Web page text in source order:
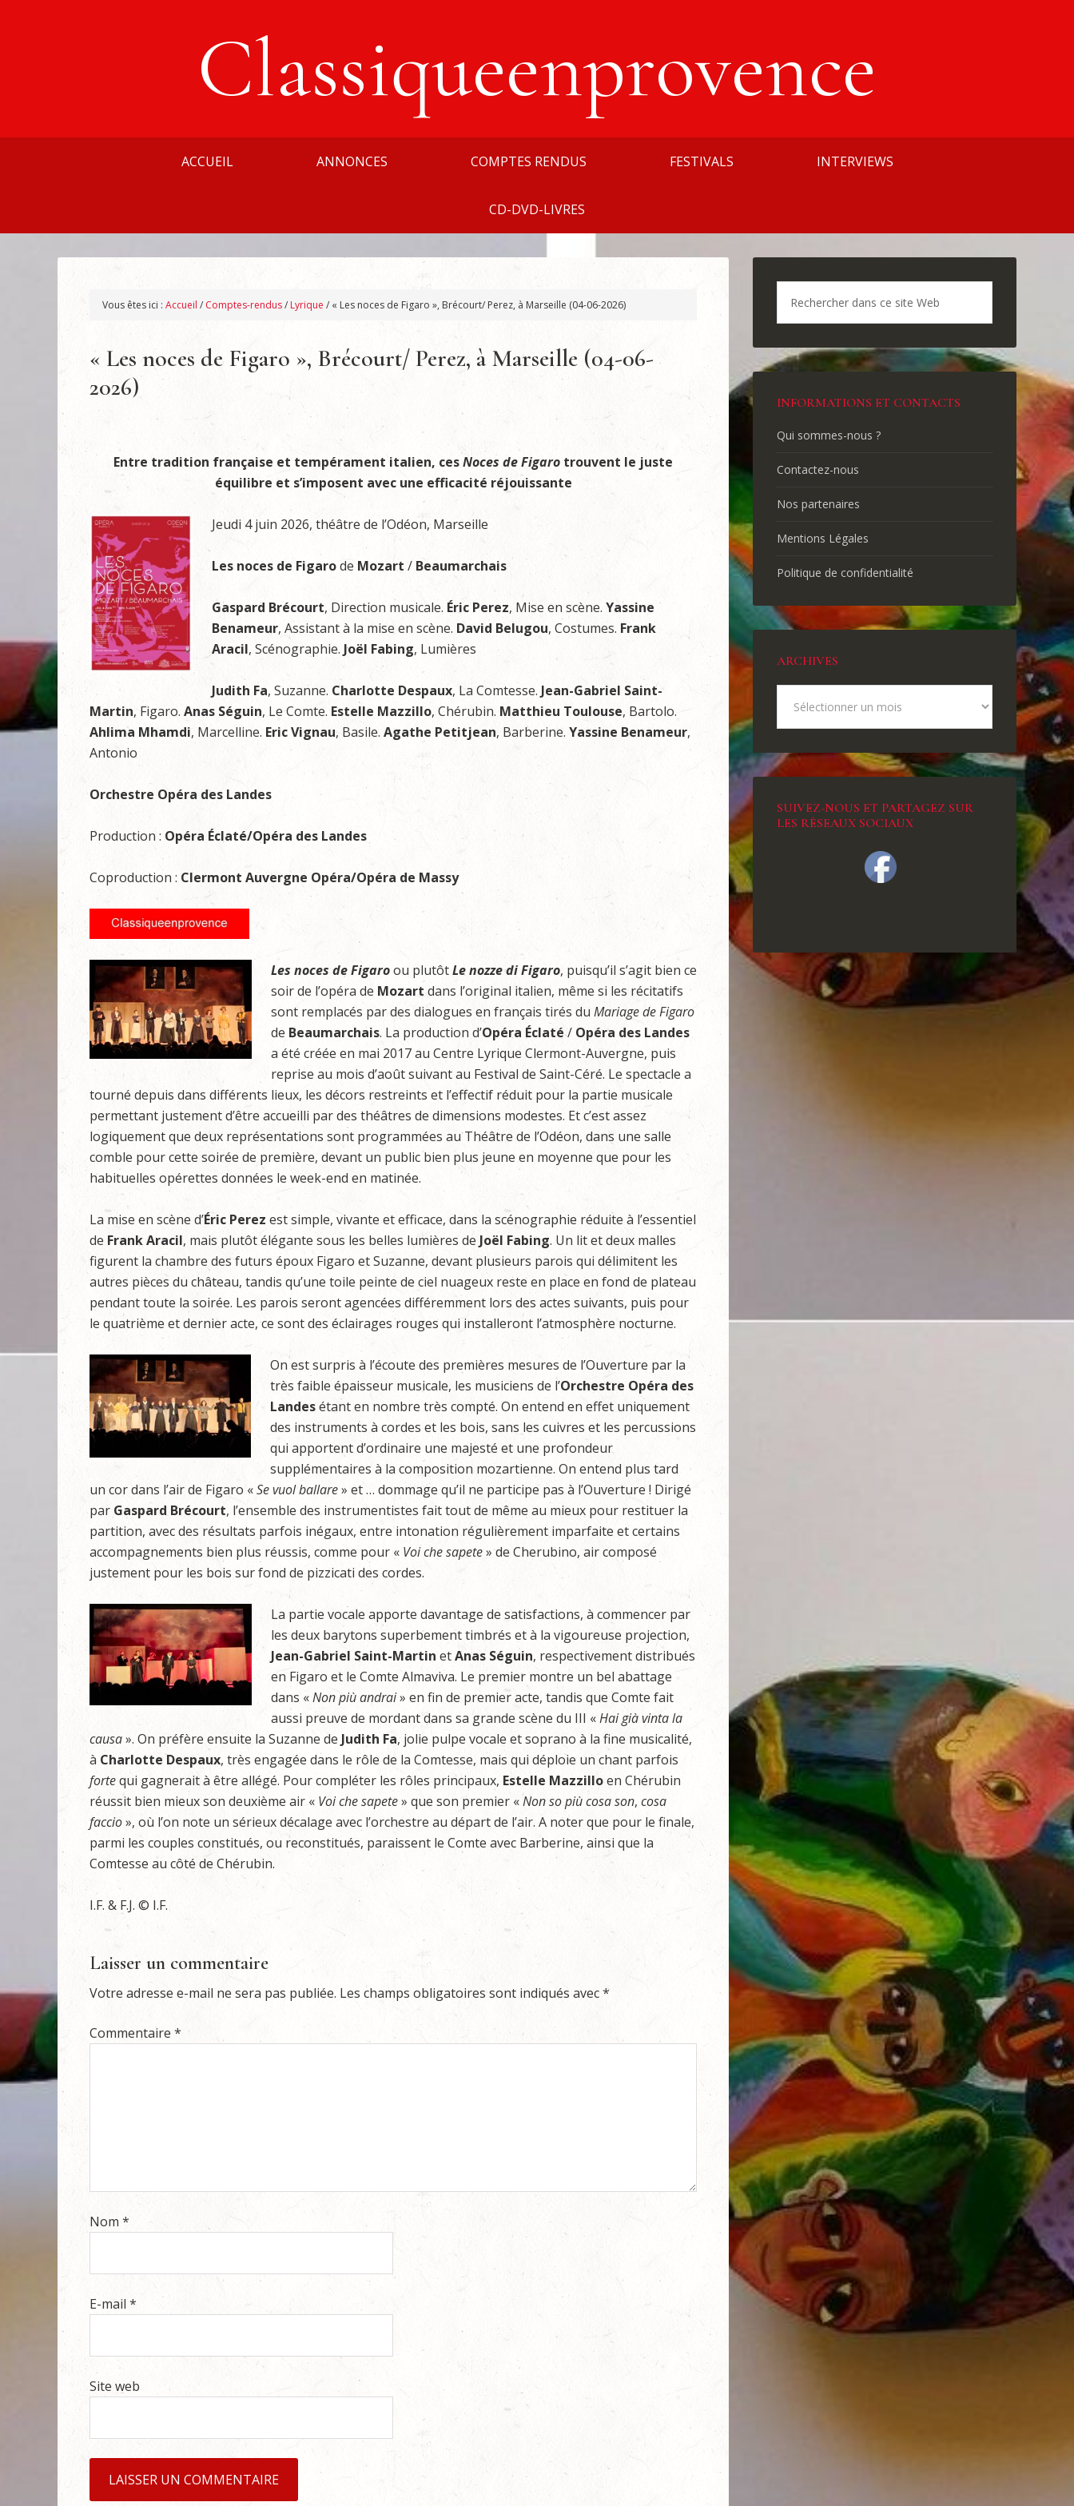
Classiqueenprovence
ACCUEIL ANNONCES COMPTES RENDUS FESTIVALS INTERVIEWS
CD-DVD-LIVRES
Vous êtes ici : Accueil / Comptes-rendus/ Lyrique / « Les noces de Figaro », Brécourt/ Perez, à Marseille (04-06-2026)
« Les noces de Figaro », Brécourt/ Perez, à Marseille (04-06-
2026)
Entre tradition française et tempérament italien, cesNoces de Figaro trouvent le juste
équilibre et s’imposent avec une efficacité réjouissante
Jeudi 4 juin 2026, théâtre de l’Odéon, Marseille
Les noces de Figarode Mozart / Beaumarchais
Gaspard Brécourt, Direction musicale. Éric Perez, Mise en scène. Yassine
Benameur, Assistant à la mise en scène. David Belugou, Costumes. Frank
Aracil, Scénographie. Joël Fabing, Lumières
Judith Fa, Suzanne. Charlotte Despaux, La Comtesse. Jean-Gabriel Saint-
Martin, Figaro. Anas Séguin, Le Comte. Estelle Mazzillo, Chérubin. Matthieu Toulouse, Bartolo.
Ahlima Mhamdi, Marcelline. Eric Vignau, Basile. Agathe Petitjean, Barberine. Yassine Benameur,
Antonio
Orchestre Opéra des Landes
Production : Opéra Éclaté/Opéra des Landes
Coproduction : Clermont Auvergne Opéra/Opéra de Massy
Les noces de Figaroou plutôtLe nozze di Figaro, puisqu’il s’agit bien ce
soir de l’opéra de Mozart dans l’original italien, même si les récitatifs
sont remplacés par des dialogues en français tirés du MariagedeFigaro
de Beaumarchais. La production d’Opéra Éclaté/ Opéra des Landes
a été créée en mai 2017 au Centre Lyrique Clermont-Auvergne, puis
reprise au mois d’août suivant au Festival de Saint-Céré. Le spectacle a
tourné depuis dans différents lieux, les décors restreints et l’effectif réduit pour la partie musicale
permettant justement d’être accueilli par des théâtres de dimensions modestes. Et c’est assez
logiquement que deux représentations sont programmées au Théâtre de l’Odéon, dans une salle
comble pour cette soirée de première, devant un public bien plus jeune en moyenne que pour les
habituelles opérettes données le week-end en matinée.
La mise en scène d’Éric Perez est simple, vivante et efficace, dans la scénographie réduite à l’essentiel
de Frank Aracil, mais plutôt élégante sous les belles lumières de Joël Fabing. Un lit et deux malles
figurent la chambre des futurs époux Figaro et Suzanne, devant plusieurs parois qui délimitent les
autres pièces du château, tandis qu’une toile peinte de ciel nuageux reste en place en fond de plateau
pendant toute la soirée. Les parois seront agencées différemment lors des actes suivants, puis pour
le quatrième et dernier acte, ce sont des éclairages rouges qui installeront l’atmosphère nocturne.
On est surpris à l’écoute des premières mesures de l’Ouverture par la
très faible épaisseur musicale, les musiciens de l’Orchestre Opéra des
Landesétant en nombre très compté. On entend en effet uniquement
des instruments à cordes et les bois, sans les cuivres et les percussions
qui apportent d’ordinaire une majesté et une profondeur
supplémentaires à la composition mozartienne. On entend plus tard
un cor dans l’air de Figaro «Se vuol ballare» et … dommage qu’il ne participe pas à l’Ouverture ! Dirigé
par Gaspard Brécourt, l’ensemble des instrumentistes fait tout de même au mieux pour restituer la
partition, avec des résultats parfois inégaux, entre intonation régulièrement imparfaite et certains
accompagnements bien plus réussis, comme pour « Voichesapete» de Cherubino, air composé
justement pour les bois sur fond de pizzicati des cordes.
La partie vocale apporte davantage de satisfactions, à commencer par
les deux barytons superbement timbrés et à la vigoureuse projection,
Jean-Gabriel Saint-Martin etAnas Séguin, respectivement distribués
en Figaro et le Comte Almaviva. Le premier montre un bel abattage
dans «Nonpiùandrai» en fin de premier acte, tandis que Comte fait
aussi preuve de mordant dans sa grande scène du III «Haigiàvintala
causa». On préfère ensuite la Suzanne de Judith Fa, jolie pulpe vocale et soprano à la fine musicalité,
à Charlotte Despaux, très engagée dans le rôle de la Comtesse, mais qui déploie un chant parfois
fortequi gagnerait à être allégé. Pour compléter les rôles principaux, Estelle Mazzilloen Chérubin
réussit bien mieux son deuxième air « Voichesapete» que son premier «Nonsopiùcosason, cosa
faccio», où l’on note un sérieux décalage avec l’orchestre au départ de l’air. A noter que pour le finale,
parmi les couples constitués, ou reconstitués, paraissent le Comte avec Barberine, ainsi que la
Comtesse au côté de Chérubin.
I.F. & F.J. © I.F.
Laisser un commentaire
Votre adresse e-mail ne sera pas publiée. Les champs obligatoires sont indiqués avec*
Commentaire *
Nom *
E-mail*
Site web
INFORMATIONS ET CONTACTS
Qui sommes-nous ?
Contactez-nous
Nos partenaires
Mentions Légales
Politique de confidentialité
ARCHIVES
SUIVEZ-NOUS ET PARTAGEZ SUR
LES RÉSEAUX SOCIAUX